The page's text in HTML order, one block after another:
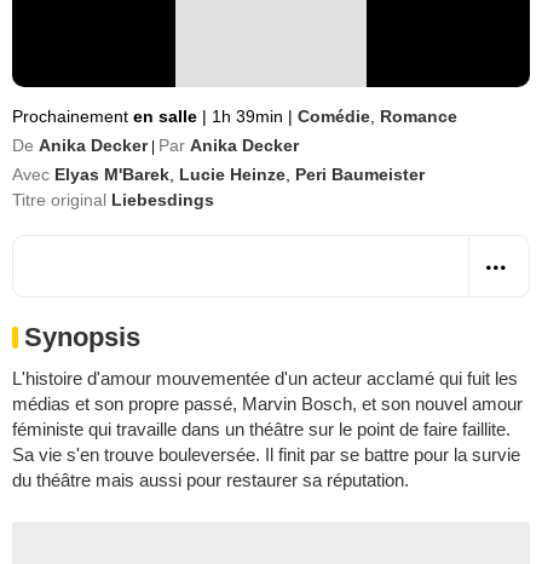
Prochainement en salle | 1h 39min | Comédie Romance
De Anika Decker Par Anika Decker
Avec Elyas M'Barek Lucie Heinze Peri Baumeister
Titre original Liebesdings
Synopsis
L'histoire d'amour mouvementée d'un acteur acclamé qui fuit les
médias et son propre passé, Marvin Bosch, et son nouvel amour
féministe qui travaille dans un théâtre sur le point de faire faillite.
Sa vie s'en trouve bouleversée. Il finit par se battre pour la survie
du théâtre mais aussi pour restaurer sa réputation.